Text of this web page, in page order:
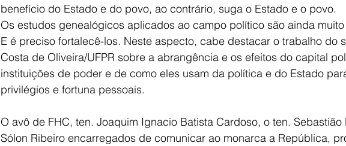
benefício do Estado e do povo, ao contrário, suga o Estado e o povo.
Os estudos genealógicos aplicados ao campo político são ainda
E é preciso fortalecê-los. Neste aspecto, cabe destacar o trabalho do
Costa de Oliveira/UFPR sobre a abrangência e os efeitos do capital
instituições de poder e de como eles usam da política e do Estado
privilégios e fortuna pessoais.
O avô de FHC, ten. Joaquim Ignacio Batista Cardoso, o ten.
Sólon Ribeiro encarregados de comunicar ao monarca a República,